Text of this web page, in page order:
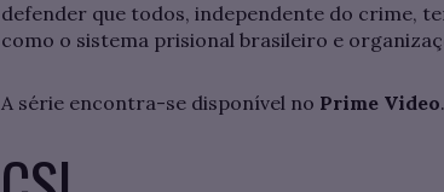
defender que todos, independente do crime,
como o sistema prisional brasileiro e
A série encontra-se disponível no Prime Video.